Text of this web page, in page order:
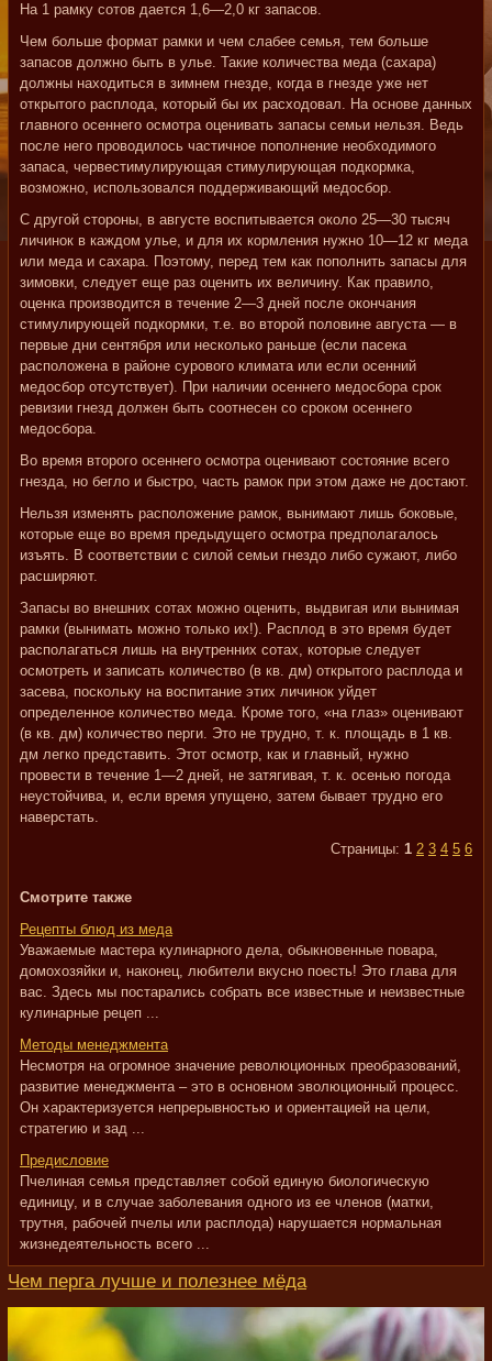
На 1 рамку сотов дается 1,6—2,0 кг запасов.
Чем больше формат рамки и чем слабее семья, тем больше
запасов должно быть в улье. Такие количества меда (сахара)
должны находиться в зимнем гнезде, когда в гнезде уже нет
открытого расплода, который бы их расходовал. На основе данных
главного осеннего осмотра оценивать запасы семьи нельзя. Ведь
после него проводилось частичное пополнение необходимого
запаса, червестимулирующая стимулирующая подкормка,
возможно, использовался поддерживающий медосбор.
С другой стороны, в августе воспитывается около 25—30 тысяч
личинок в каждом улье, и для их кормления нужно 10—12 кг меда
или меда и сахара. Поэтому, перед тем как пополнить запасы для
зимовки, следует еще раз оценить их величину. Как правило,
оценка производится в течение 2—3 дней после окончания
стимулирующей подкормки, т.е. во второй половине августа — в
первые дни сентября или несколько раньше (если пасека
расположена в районе сурового климата или если осенний
медосбор отсутствует). При наличии осеннего медосбора срок
ревизии гнезд должен быть соотнесен со сроком осеннего
медосбора.
Во время второго осеннего осмотра оценивают состояние всего
гнезда, но бегло и быстро, часть рамок при этом даже не достают.
Нельзя изменять расположение рамок, вынимают лишь боковые,
которые еще во время предыдущего осмотра предполагалось
изъять. В соответствии с силой семьи гнездо либо сужают, либо
расширяют.
Запасы во внешних сотах можно оценить, выдвигая или вынимая
рамки (вынимать можно только их!). Расплод в это время будет
располагаться лишь на внутренних сотах, которые следует
осмотреть и записать количество (в кв. дм) открытого расплода и
засева, поскольку на воспитание этих личинок уйдет
определенное количество меда. Кроме того, «на глаз» оценивают
(в кв. дм) количество перги. Это не трудно, т. к. площадь в 1 кв.
дм легко представить. Этот осмотр, как и главный, нужно
провести в течение 1—2 дней, не затягивая, т. к. осенью погода
неустойчива, и, если время упущено, затем бывает трудно его
наверстать.
Страницы: 1 2 3 4 5 6
Смотрите также
Рецепты блюд из меда
Уважаемые мастера кулинарного дела, обыкновенные повара,
домохозяйки и, наконец, любители вкусно поесть! Это глава для
вас. Здесь мы постарались собрать все известные и неизвестные
кулинарные рецеп ...
Методы менеджмента
Несмотря на огромное значение революционных преобразований,
развитие менеджмента – это в основном эволюционный процесс.
Он характеризуется непрерывностью и ориентацией на цели,
стратегию и зад ...
Предисловие
Пчелиная семья представляет собой единую биологическую
единицу, и в случае заболевания одного из ее членов (матки,
трутня, рабочей пчелы или расплода) нарушается нормальная
жизнедеятельность всего ...
Чем перга лучше и полезнее мёда